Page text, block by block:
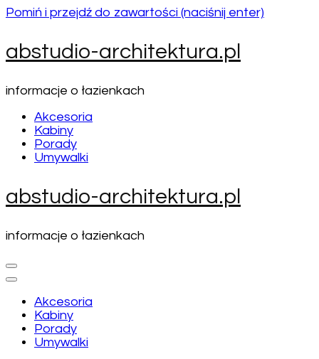
Pomiń i przejdź do zawartości (naciśnij enter)
abstudio-architektura.pl
informacje o łazienkach
Akcesoria
Kabiny
Porady
Umywalki
abstudio-architektura.pl
informacje o łazienkach
Akcesoria
Kabiny
Porady
Umywalki